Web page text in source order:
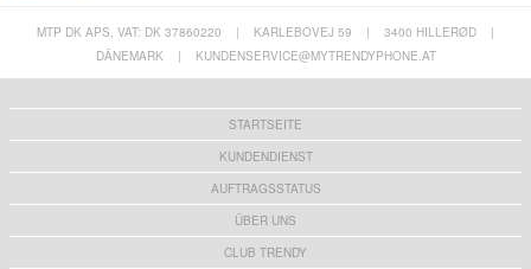
MTP DK APS, VAT: DK 37860220 | KARLEBOVEJ 59 | 3400 HILLERØD
|
DÄNEMARK
| KUNDENSERVICE@MYTRENDYPHONE.AT
STARTSEITE
KUNDENDIENST
AUFTRAGSSTATUS
ÜBER UNS
CLUB TRENDY